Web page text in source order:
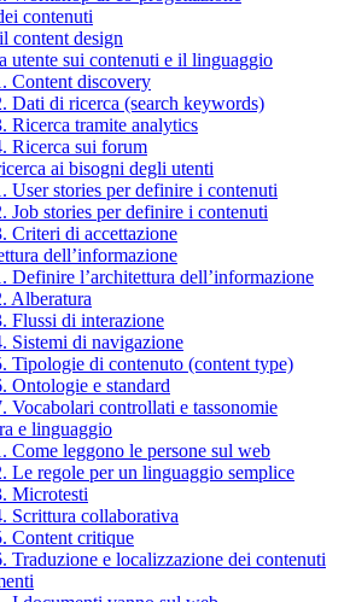
contenuti
content design
utente sui contenuti e il linguaggio
Content discovery
Dati di ricerca (search keywords)
Ricerca tramite analytics
Ricerca sui forum
ai bisogni degli utenti
User stories per definire i contenuti
Job stories per definire i contenuti
Criteri di accettazione
dell’informazione
Definire l’architettura dell’informazione
Alberatura
Flussi di interazione
Sistemi di navigazione
Tipologie di contenuto (content type)
Ontologie e standard
Vocabolari controllati e tassonomie
e linguaggio
Come leggono le persone sul web
Le regole per un linguaggio semplice
Microtesti
Scrittura collaborativa
Content critique
Traduzione e localizzazione dei contenuti